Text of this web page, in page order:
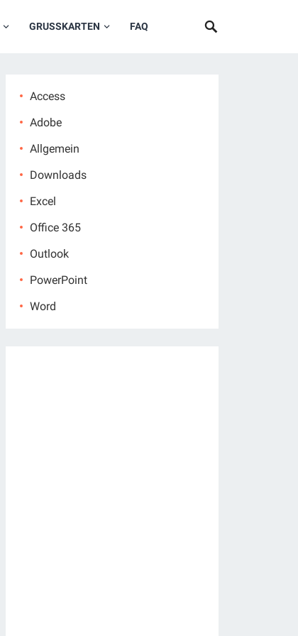
GRUSSKARTEN FAQ
Access
Adobe
Allgemein
Downloads
Excel
Office 365
Outlook
PowerPoint
Word